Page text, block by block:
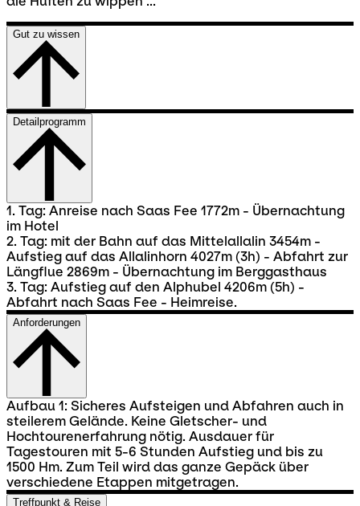
Gut zu wissen
Detailprogramm
1. Tag: Anreise nach Saas Fee 1772m - Übernachtung
im Hotel
2. Tag: mit der Bahn auf das Mittelallalin 3454m -
Aufstieg auf das Allalinhorn 4027m (3h) - Abfahrt zur
Längflue 2869m - Übernachtung im Berggasthaus
3. Tag: Aufstieg auf den Alphubel 4206m (5h) -
Abfahrt nach Saas Fee - Heimreise.
Anforderungen
Aufbau 1: Sicheres Aufsteigen und Abfahren auch in
steilerem Gelände. Keine Gletscher- und
Hochtourenerfahrung nötig. Ausdauer für
Tagestouren mit 5-6 Stunden Aufstieg und bis zu
1500 Hm. Zum Teil wird das ganze Gepäck über
verschiedene Etappen mitgetragen.
Treffpunkt & Reise